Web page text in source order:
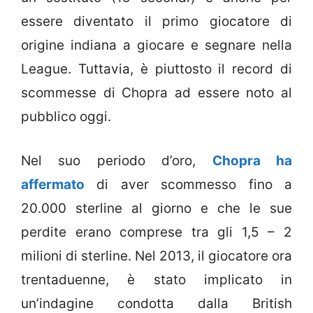
essere diventato il primo giocatore di
origine indiana a giocare e segnare nella
League. Tuttavia, è piuttosto il record di
scommesse di Chopra ad essere noto al
pubblico oggi.
Nel suo periodo d’oro, Chopra ha
affermato di aver scommesso fino a
20.000 sterline al giorno e che le sue
perdite erano comprese tra gli 1,5 – 2
milioni di sterline. Nel 2013, il giocatore ora
trentaduenne, è stato implicato in
un’indagine condotta dalla British